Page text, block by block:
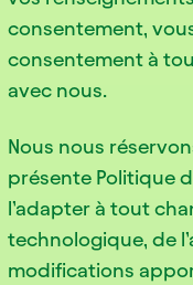
consentement,
consentement à
avec nous.
Nous nous
présente Politique
l’adapter à tout
technologique, de
modifications